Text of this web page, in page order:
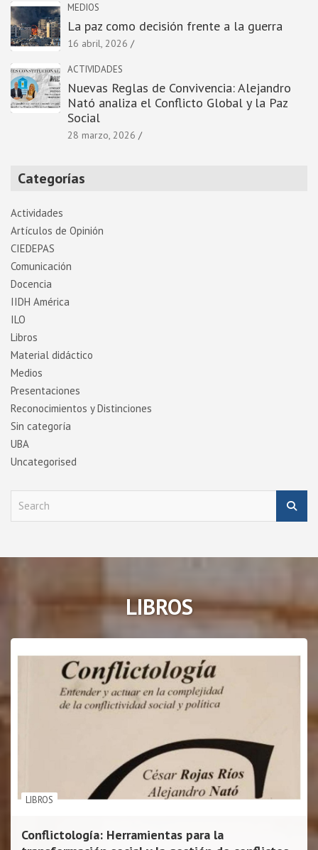
MEDIOS
La paz como decisión frente a la guerra
16 abril, 2026
ACTIVIDADES
Nuevas Reglas de Convivencia: Alejandro
Nató analiza el Conflicto Global y la Paz
Social
28 marzo, 2026
Categorías
Actividades
Artí­culos de Opinión
CIEDEPAS
Comunicación
Docencia
IIDH América
ILO
Libros
Material didáctico
Medios
Presentaciones
Reconocimientos y Distinciones
Sin categoría
UBA
Uncategorised
c
LIBROS
LIBROS
Conflictología: Herramientas para la